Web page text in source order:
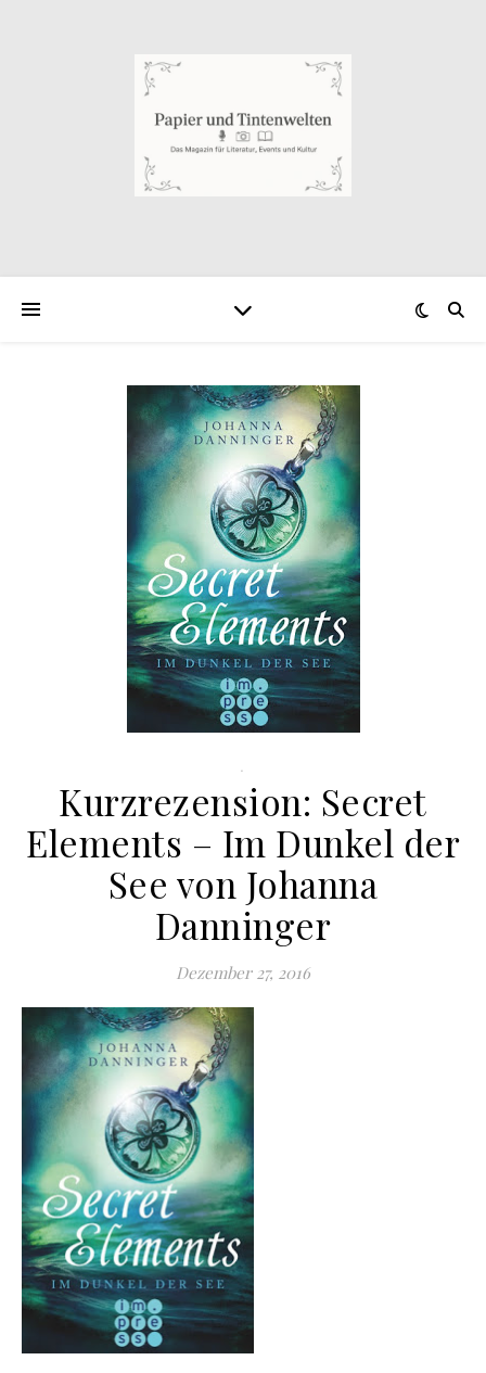
.
Kurzrezension: Secret
Elements – Im Dunkel der
See von Johanna
Danninger
Dezember 27, 2016